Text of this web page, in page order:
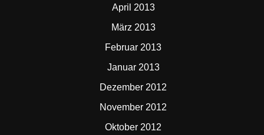
April 2013
März 2013
Februar 2013
Januar 2013
Dezember 2012
November 2012
Oktober 2012